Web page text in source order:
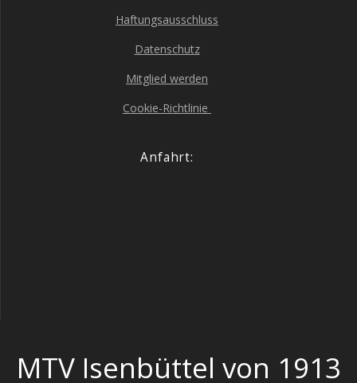
Haf­tungs­aus­schluss
Daten­schutz
Mit­glied werden
Coo­kie-Richt­li­nie
Anfahrt:
MTV Isenbüttel von 1913